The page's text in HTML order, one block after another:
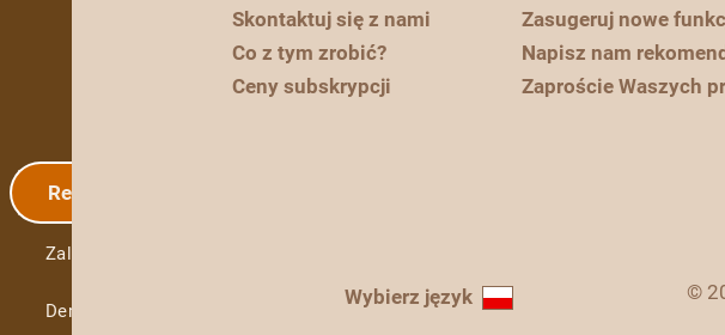
Rejestracja
Zalogowanie
Demo
Skontaktuj się z nami
Co z tym zrobić?
Ceny subskrypcji
Zasugeruj nowe
Napisz nam
Zaproście Waszych
Wybierz język ©